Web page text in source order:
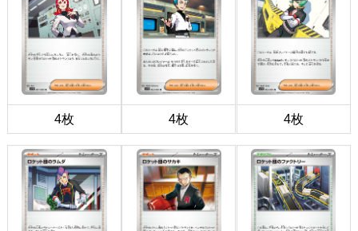
4枚 4枚 4枚